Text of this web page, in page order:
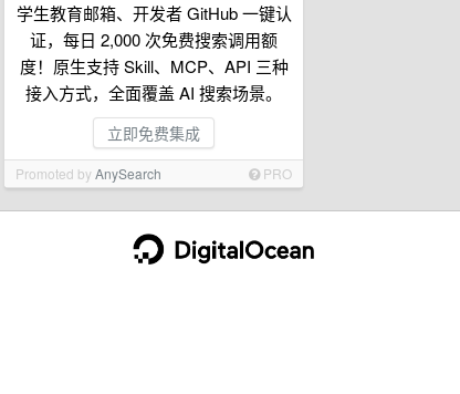
学生教育邮箱、开发者 GitHub 一键认
证，每日 2,000 次免费搜索调用额
度！原生支持 Skill、MCP、API 三种
接入方式，全面覆盖 AI 搜索场景。
立即免费集成
Promoted byAnySearch PRO